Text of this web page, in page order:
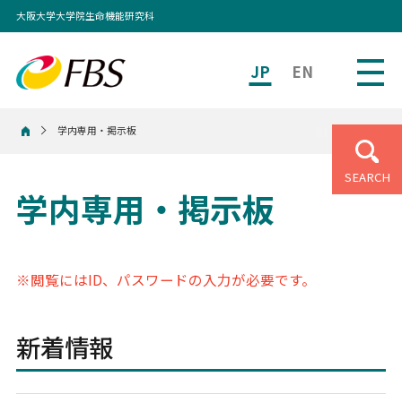
JP EN
大阪大学大学院生命機能研究科
SEARCH
ホーム学内専用・掲示板
学内専用・掲示板
※閲覧にはID、パスワードの入力が必要です。
新着情報